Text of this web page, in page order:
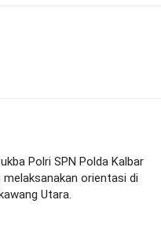
Polri SPN Polda Kalbar
melaksanakan orientasi di
Utara.